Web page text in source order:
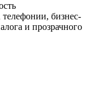
бизнес-
и прозрачного